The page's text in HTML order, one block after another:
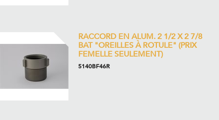
RACCORD EN ALUM. 2 1/2 X 2 7/8
BAT "OREILLES À ROTULE" (PRIX
FEMELLE SEULEMENT)
5140BF46R